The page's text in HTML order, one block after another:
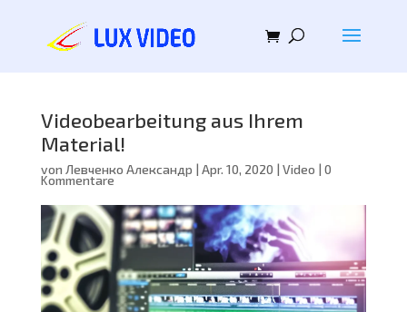
Videobearbeitung aus Ihrem
Material!
von Левченко Александр | Apr. 10, 2020 | Video | 0
Kommentare